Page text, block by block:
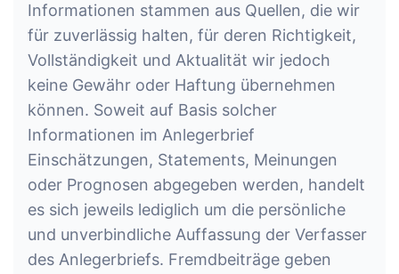
Informationen stammen aus Quellen, die wir
für zuverlässig halten, für deren Richtigkeit,
Vollständigkeit und Aktualität wir jedoch
keine Gewähr oder Haftung übernehmen
können. Soweit auf Basis solcher
Informationen im Anlegerbrief
Einschätzungen, Statements, Meinungen
oder Prognosen abgegeben werden, handelt
es sich jeweils lediglich um die persönliche
und unverbindliche Auffassung der Verfasser
des Anlegerbriefs. Fremdbeiträge geben